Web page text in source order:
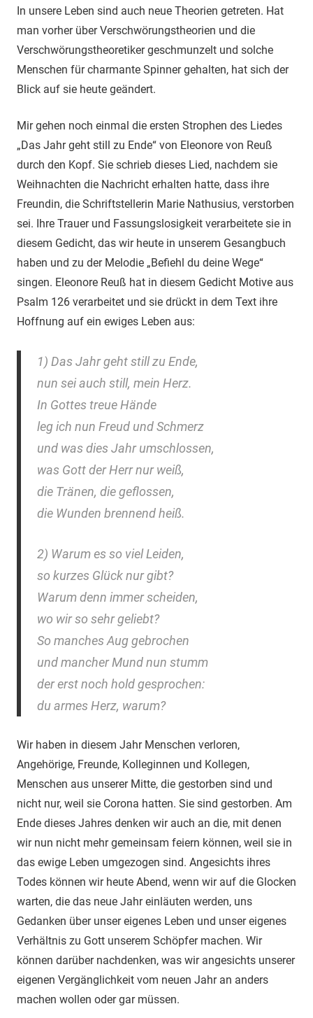
In unsere Leben sind auch neue Theorien getreten. Hat
man vorher über Verschwörungstheorien und die
Verschwörungstheoretiker geschmunzelt und solche
Menschen für charmante Spinner gehalten, hat sich der
Blick auf sie heute geändert.
Mir gehen noch einmal die ersten Strophen des Liedes
„Das Jahr geht still zu Ende“ von Eleonore von Reuß
durch den Kopf. Sie schrieb dieses Lied, nachdem sie
Weihnachten die Nachricht erhalten hatte, dass ihre
Freundin, die Schriftstellerin Marie Nathusius, verstorben
sei. Ihre Trauer und Fassungslosigkeit verarbeitete sie in
diesem Gedicht, das wir heute in unserem Gesangbuch
haben und zu der Melodie „Befiehl du deine Wege“
singen. Eleonore Reuß hat in diesem Gedicht Motive aus
Psalm 126 verarbeitet und sie drückt in dem Text ihre
Hoffnung auf ein ewiges Leben aus:
1) Das Jahr geht still zu Ende,
nun sei auch still, mein Herz.
In Gottes treue Hände
leg ich nun Freud und Schmerz
und was dies Jahr umschlossen,
was Gott der Herr nur weiß,
die Tränen, die geflossen,
die Wunden brennend heiß.
2) Warum es so viel Leiden,
so kurzes Glück nur gibt?
Warum denn immer scheiden,
wo wir so sehr geliebt?
So manches Aug gebrochen
und mancher Mund nun stumm
der erst noch hold gesprochen:
du armes Herz, warum?
Wir haben in diesem Jahr Menschen verloren,
Angehörige, Freunde, Kolleginnen und Kollegen,
Menschen aus unserer Mitte, die gestorben sind und
nicht nur, weil sie Corona hatten. Sie sind gestorben. Am
Ende dieses Jahres denken wir auch an die, mit denen
wir nun nicht mehr gemeinsam feiern können, weil sie in
das ewige Leben umgezogen sind. Angesichts ihres
Todes können wir heute Abend, wenn wir auf die Glocken
warten, die das neue Jahr einläuten werden, uns
Gedanken über unser eigenes Leben und unser eigenes
Verhältnis zu Gott unserem Schöpfer machen. Wir
können darüber nachdenken, was wir angesichts unserer
eigenen Vergänglichkeit vom neuen Jahr an anders
machen wollen oder gar müssen.